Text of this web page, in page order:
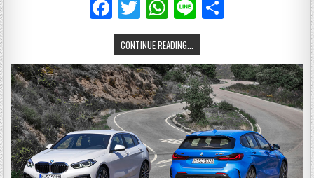
F
a
c
e
b
o
o
k
T
w
it
te
r
W
h
at
s
A
p
p
Li
n
e
CONTINUE READING...